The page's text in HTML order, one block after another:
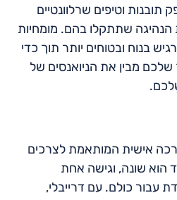
תובנות וטיפים שרלוונטיים
הנהיגה שתתקלו בהם. מומחיות
בנוח ובטוחים יותר תוך כדי
מבין את הניואנסים של
אישית המותאמת לצרכים
הוא שונה, וגישה אחת
עבור כולם. עם דרייבלי,